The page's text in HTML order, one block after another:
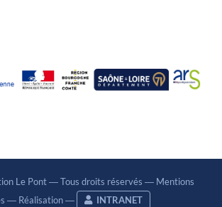
Le Pont ― Tous droits réservés ― Mentions
― Réalisation― INTRANET